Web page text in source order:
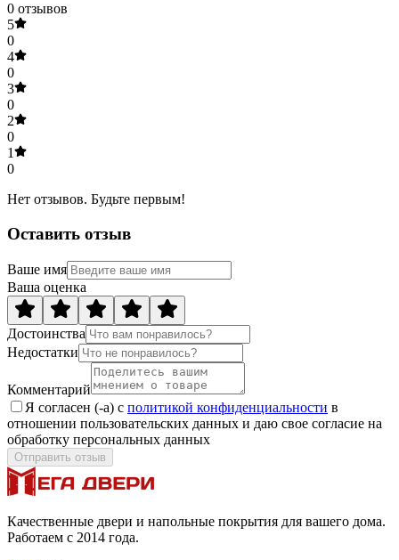
0 отзывов
5
0
4
0
3
0
2
0
1
0
Нет отзывов. Будьте первым!
Оставить отзыв
Ваше имя
Ваша оценка
Достоинства
Недостатки
Комментарий
Я согласен (-а) с политикой конфиденциальности в
отношении пользовательских данных и даю свое согласие на
обработку персональных данных
Отправить отзыв
Качественные двери и напольные покрытия для вашего дома.
Работаем с 2014 года.